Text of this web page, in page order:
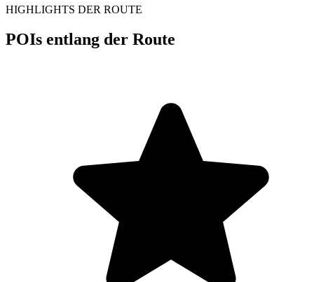
HIGHLIGHTS DER ROUTE
POIs entlang der Route